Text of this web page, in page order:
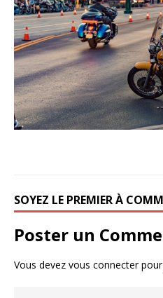
SOYEZ LE PREMIER À
Poster un
Vous devez vous connecterpour